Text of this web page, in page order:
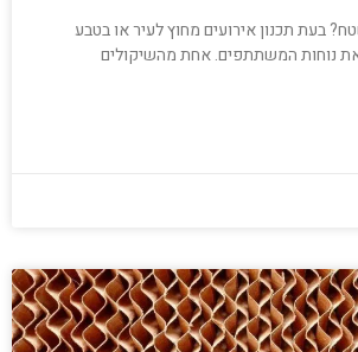
בעת תכנון אירועים מחוץ לעיר או בטבע
נוחות המשתתפים. אחת מהשיקולים